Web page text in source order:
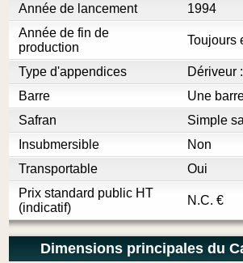
Année de lancement
1994
Année de fin de
production
Toujours
Type d'appendices
Dériveur
Barre
Une
Safran
Simple
Insubmersible
Non
Transportable
Oui
Prix standard public HT
(indicatif)
N.C. €
Dimensions principales du